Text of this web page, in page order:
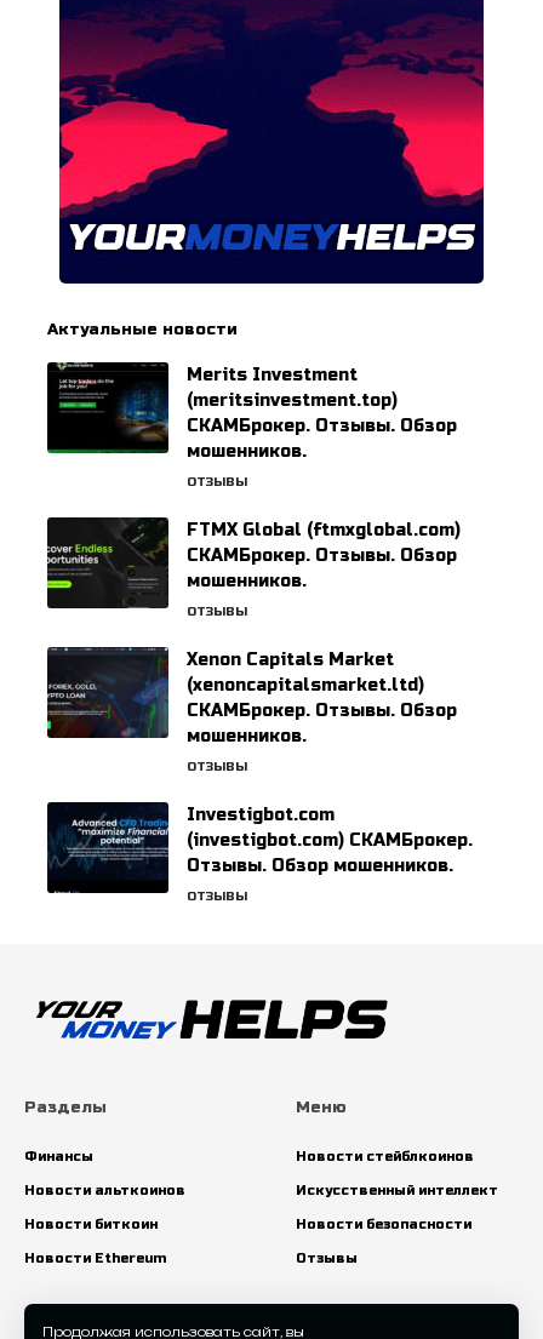
Продолжая использовать сайт, вы
Актуальные новости
Merits Investment
(meritsinvestment.top)
СКАМБрокер. Отзывы. Обзор
мошенников.
ОТЗЫВЫ
FTMX Global (ftmxglobal.com)
СКАМБрокер. Отзывы. Обзор
мошенников.
ОТЗЫВЫ
Xenon Capitals Market
(xenoncapitalsmarket.ltd)
СКАМБрокер. Отзывы. Обзор
мошенников.
ОТЗЫВЫ
Investigbot.com
(investigbot.com) СКАМБрокер.
Отзывы. Обзор мошенников.
ОТЗЫВЫ
Разделы
Финансы
Новости альткоинов
Новости биткоин
Новости Ethereum
Меню
Новости стейблкоинов
Искусственный интеллект
Новости безопасности
Отзывы
Искать: